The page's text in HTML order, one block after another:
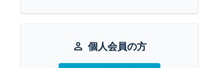
person 個人会員の方